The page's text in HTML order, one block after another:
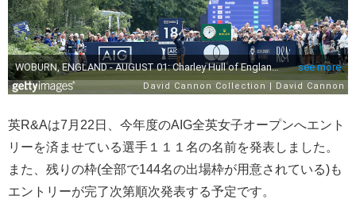
英R&Aは7月22日、今年度のAIG全英女子オープンへエント
リーを済ませている選手１１１名の名前を発表しました。
また、残りの枠(全部で144名の出場枠が用意されている)も
エントリーが完了次第順次発表する予定です。